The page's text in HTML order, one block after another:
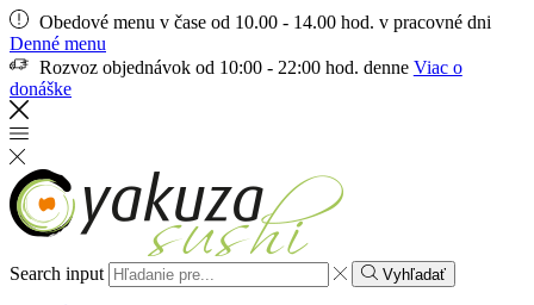
Obedové menu v čase od 10.00 - 14.00 hod. v pracovné dni
Denné menu
Rozvoz objednávok od 10:00 - 22:00 hod. denne Viac o
donáške
Search input Vyhľadať